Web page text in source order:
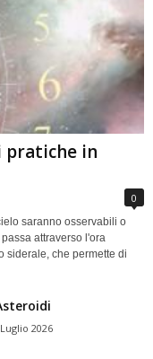
pratiche in
0
saranno osservabili o
attraverso l'ora
siderale, che permette di
2026